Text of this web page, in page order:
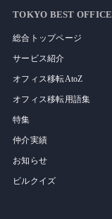
TOKYO BEST OFFICE
総合トップページ
サービス紹介
オフィス移転AtoZ
オフィス移転用語集
特集
仲介実績
お知らせ
ビルクイズ